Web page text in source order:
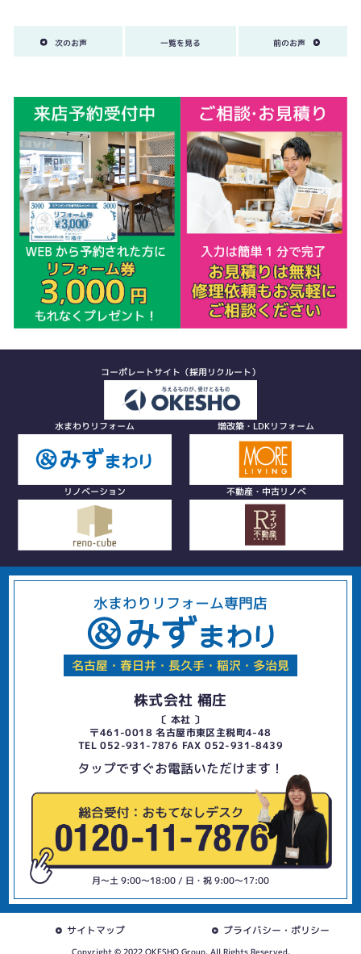
次のお声 一覧を見る 前のお声
コーポレートサイト（採用リクルート）
水まわりリフォーム 増改築・LDKリフォーム
リノベーション 不動産・中古リノベ
水まわりリフォーム専門店
名古屋・春日井・長久手・稲沢・多治見
株式会社 桶庄
〔 本社 〕
〒461-0018 名古屋市東区主税町4-48
TEL 052-931-7876 FAX 052-931-8439
タップですぐお電話いただけます！
月〜土 9:00〜18:00 / 日・祝 9:00〜17:00
サイトマップ プライバシー・ポリシー
Copyright © 2022 OKESHO Group. All Rights Reserved.